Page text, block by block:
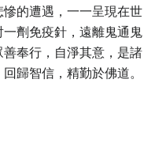
的遭遇，一一呈現在世
劑免疫針，遠離鬼通鬼
奉行，自淨其意，是諸
歸智信，精勤於佛道。